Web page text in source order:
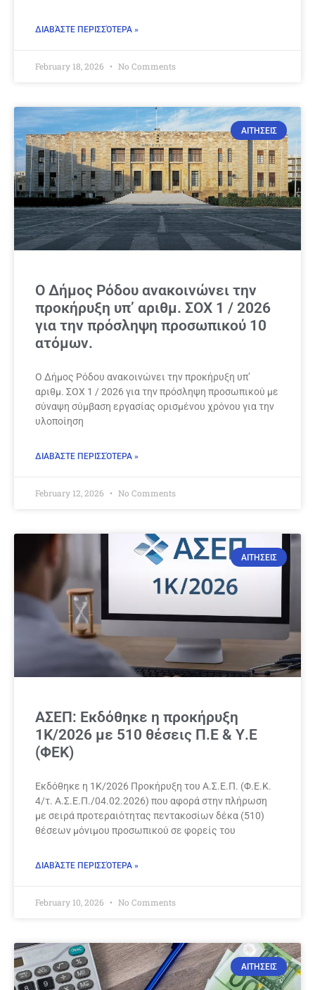
ΔΙΑΒΆΣΤΕ ΠΕΡΙΣΣΌΤΕΡΑ »
February 18, 2026 No Comments
ΑΙΤΗΣΕΙΣ
Ο Δήμος Ρόδου ανακοινώνει την
προκήρυξη υπ’ αριθμ. ΣΟΧ 1 / 2026
για την πρόσληψη προσωπικού 10
ατόμων.
Ο Δήμος Ρόδου ανακοινώνει την προκήρυξη υπ’
αριθμ. ΣΟΧ 1 / 2026 για την πρόσληψη προσωπικού με
σύναψη σύμβαση εργασίας ορισμένου χρόνου για την
υλοποίηση
ΔΙΑΒΆΣΤΕ ΠΕΡΙΣΣΌΤΕΡΑ »
February 12, 2026 No Comments
ΑΙΤΗΣΕΙΣ
ΑΣΕΠ: Εκδόθηκε η προκήρυξη
1Κ/2026 με 510 θέσεις Π.Ε & Υ.Ε
(ΦΕΚ)
Εκδόθηκε η 1Κ/2026 Προκήρυξη του Α.Σ.Ε.Π. (Φ.Ε.Κ.
4/τ. Α.Σ.Ε.Π./04.02.2026) που αφορά στην πλήρωση
με σειρά προτεραιότητας πεντακοσίων δέκα (510)
θέσεων μόνιμου προσωπικού σε φορείς του
ΔΙΑΒΆΣΤΕ ΠΕΡΙΣΣΌΤΕΡΑ »
February 10, 2026 No Comments
ΑΙΤΗΣΕΙΣ